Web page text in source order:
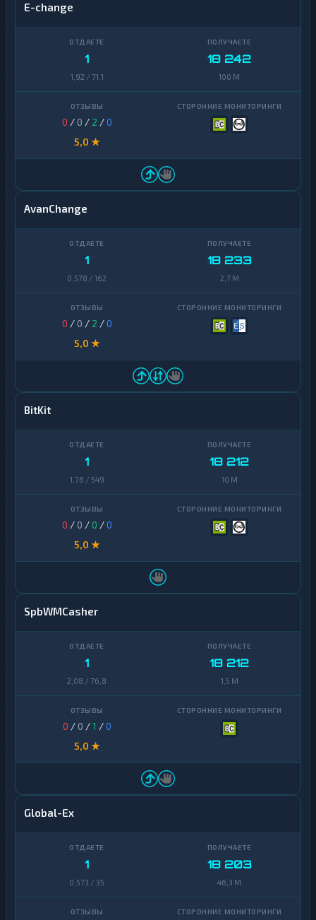
E-change
1
1,92 / 71,1
18 242
100 M
0 / 0 / 2 /0
5,0 ★
AvanChange
1
0,578 / 162
18 233
2,7 M
0 / 0 / 2 /0
5,0 ★
BitKit
1
1,76 / 549
18 212
10 M
0 / 0 /0 /0
5,0 ★
SpbWMCasher
1
2,08 / 76,8
18 212
1,5 M
0 / 0 /1 /0
5,0 ★
Global-Ex
1
0,573 / 35
18 203
46,3 M